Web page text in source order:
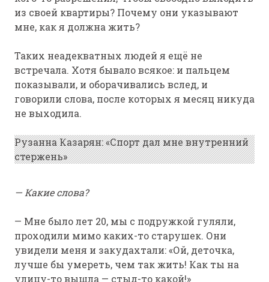
из своей квартиры? Почему они указывают
мне, как я должна жить?
Таких неадекватных людей я ещё не
встречала. Хотя бывало всякое: и пальцем
показывали, и оборачивались вслед, и
говорили слова, после которых я месяц никуда
не выходила.
Рузанна Казарян: «Спорт дал мне внутренний
стержень»
— Какие слова?
— Мне было лет 20, мы с подружкой гуляли,
проходили мимо каких-то старушек. Они
увидели меня и закудахтали: «Ой, деточка,
лучше бы умереть, чем так жить! Как ты на
улицу-то вышла — стыд-то какой!»